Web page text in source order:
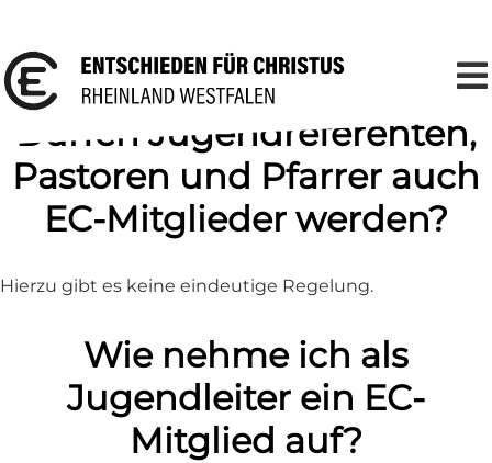
Dürfen Jugendreferenten,
Pastoren und Pfarrer auch
EC-Mitglieder werden?
Hierzu gibt es keine eindeutige Regelung.
Wie nehme ich als
Jugendleiter ein EC-
Mitglied auf?